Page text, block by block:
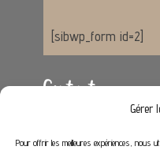
Gérer
Pour offrir les meilleures expériences, nous
[sibwp_form id=2]
Contact